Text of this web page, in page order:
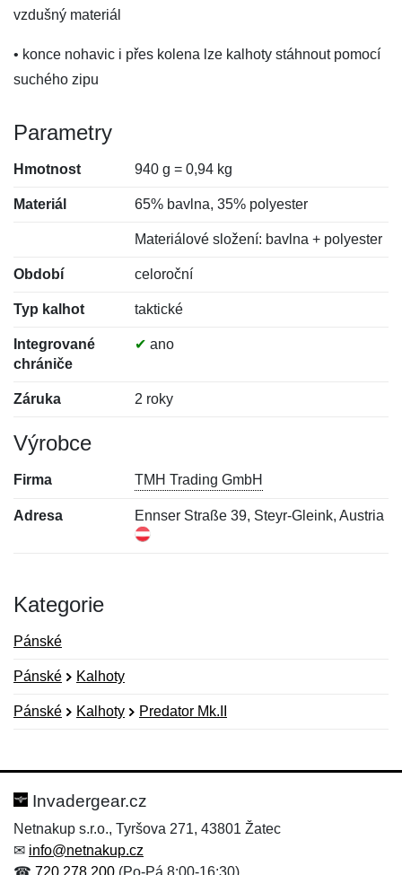
vzdušný materiál
• konce nohavic i přes kolena lze kalhoty stáhnout pomocí
suchého zipu
Parametry
Hmotnost 940 g = 0,94 kg
Materiál 65% bavlna, 35% polyester
Materiálové složení: bavlna + polyester
Období celoroční
Typ kalhot taktické
Integrované
chrániče
✔ ano
Záruka 2 roky
Výrobce
Firma TMH Trading GmbH
Adresa Ennser Straße 39, Steyr-Gleink, Austria
Kategorie
Pánské
Pánské Kalhoty
Pánské Kalhoty Predator Mk.II
Hodnocení:
Jméno: *
Jméno:
E-mail:*
Invadergear.cz
Netnakup s.r.o., Tyršova 271, 43801 Žatec
✉ info@netnakup.cz
☎ 720 278 200 (Po-Pá 8:00-16:30)